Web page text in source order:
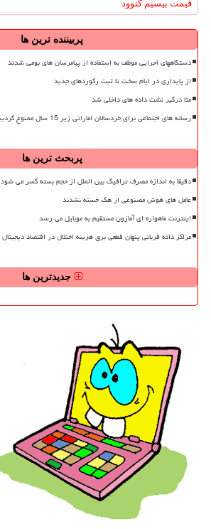
قیمت بیسیم کنوود
پربیننده ترین ها
دستگاههای اجرایی موظف به استفاده از پیامرسان های بومی شدند
از پایداری در ایام سخت تا ثبت رکوردهای جدید
متا درگیر نشت داده های داخلی شد
رسانه های اجتماعی برای خردسالان اماراتی زیر 15 سال ممنوع گردید
پربحث ترین ها
دقیقا به اندازه مصرف ترافیک بین الملل از حجم بسته کسر می شود
عامل های هوش مصنوعی از هک خسته نشدند
اینترنت ماهواره ای آمازون مستقیم به موبایل می رسد
مراکز داده قربانی پنهان قطعی برق هزینه اختلال در اقتصاد دیجیتال
جدیدترین ها